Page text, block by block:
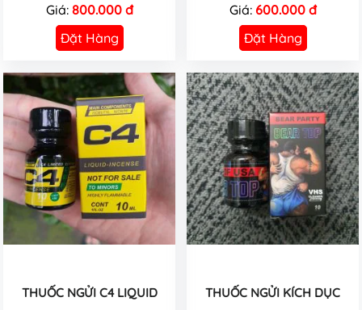
Giá: 800.000 đ
Đặt Hàng
Giá: 600.000 đ
Đặt Hàng
THUỐC NGỬI C4 LIQUID THUỐC NGỬI KÍCH DỤC